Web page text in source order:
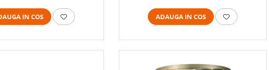
IN COS ADAUGA IN COS